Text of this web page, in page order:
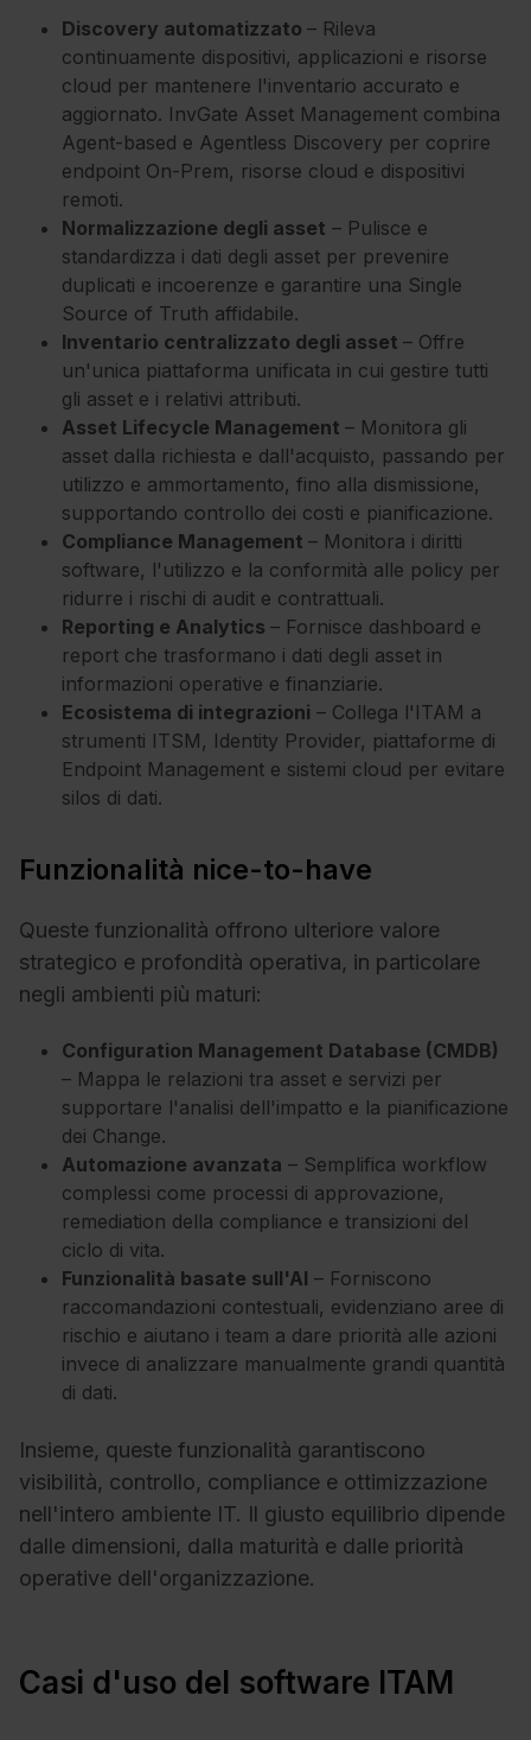
Discovery automatizzato – Rileva
continuamente dispositivi, applicazioni e risorse
cloud per mantenere l'inventario accurato e
aggiornato. InvGate Asset Management combina
Agent-based e Agentless Discovery per coprire
endpoint On-Prem, risorse cloud e dispositivi
remoti.
Normalizzazione degli asset – Pulisce e
standardizza i dati degli asset per prevenire
duplicati e incoerenze e garantire una Single
Source of Truth affidabile.
Inventario centralizzato degli asset – Offre
un'unica piattaforma unificata in cui gestire tutti
gli asset e i relativi attributi.
Asset Lifecycle Management – Monitora gli
asset dalla richiesta e dall'acquisto, passando per
utilizzo e ammortamento, fino alla dismissione,
supportando controllo dei costi e pianificazione.
Compliance Management – Monitora i diritti
software, l'utilizzo e la conformità alle policy per
ridurre i rischi di audit e contrattuali.
Reporting e Analytics – Fornisce dashboard e
report che trasformano i dati degli asset in
informazioni operative e finanziarie.
Ecosistema di integrazioni – Collega l'ITAM a
strumenti ITSM, Identity Provider, piattaforme di
Endpoint Management e sistemi cloud per evitare
silos di dati.
Funzionalità nice-to-have
Queste funzionalità offrono ulteriore valore
strategico e profondità operativa, in particolare
negli ambienti più maturi:
Configuration Management Database (CMDB)
– Mappa le relazioni tra asset e servizi per
supportare l'analisi dell'impatto e la pianificazione
dei Change.
Automazione avanzata – Semplifica workflow
complessi come processi di approvazione,
remediation della compliance e transizioni del
ciclo di vita.
Funzionalità basate sull'AI – Forniscono
raccomandazioni contestuali, evidenziano aree di
rischio e aiutano i team a dare priorità alle azioni
invece di analizzare manualmente grandi quantità
di dati.
Insieme, queste funzionalità garantiscono
visibilità, controllo, compliance e ottimizzazione
nell'intero ambiente IT. Il giusto equilibrio dipende
dalle dimensioni, dalla maturità e dalle priorità
operative dell'organizzazione.
Casi d'uso del software ITAM